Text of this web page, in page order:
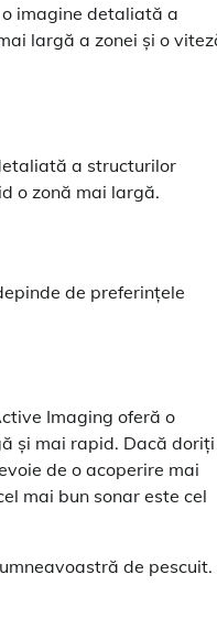
imagine detaliată a
largă a zonei și o
a structurilor
o zonă mai largă.
de preferințele
Imaging oferă o
și mai rapid. Dacă
de o acoperire mai
mai bun sonar este cel
de pescuit.